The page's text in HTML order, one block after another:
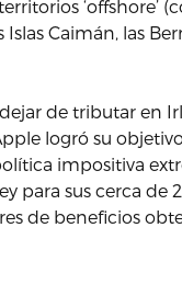
‘offshore’
Islas Caimán, las
de tributar en
logró su
impositiva
para sus cerca de
de beneficios